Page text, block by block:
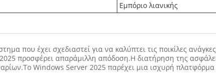
Εμπόριο λιανικής
που έχει σχεδιαστεί για να καλύπτει τις ποικίλες
προσφέρει απαράμιλλη απόδοση.Η διατήρηση της
Windows Server 2025 παρέχει μια ισχυρή